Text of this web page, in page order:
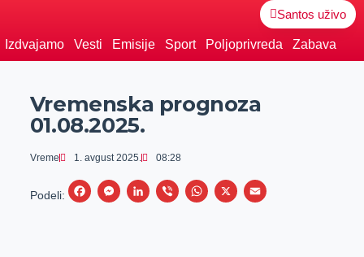
Santos uživo
Izdvajamo Vesti Emisije Sport Poljoprivreda Zabava
Vremenska prognoza
01.08.2025.
Vreme 1. avgust 2025. 08:28
Podeli:
F
M
L
V
W
X
E